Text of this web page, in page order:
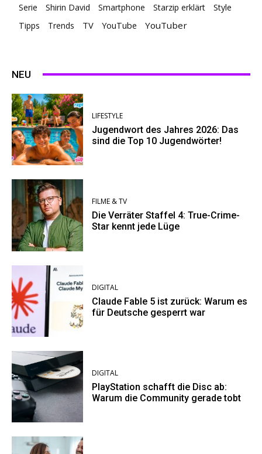
Serie
Shirin David Smartphone Starzip erklärt
Style
Tipps
Trends TV YouTube YouTuber
NEU
LIFESTYLE
Jugendwort des Jahres 2026: Das
sind die Top 10 Jugendwörter!
FILME & TV
Die Verräter Staffel 4: True-Crime-
Star kennt jede Lüge
DIGITAL
Claude Fable 5 ist zurück: Warum es
für Deutsche gesperrt war
DIGITAL
PlayStation schafft die Disc ab:
Warum die Community gerade tobt